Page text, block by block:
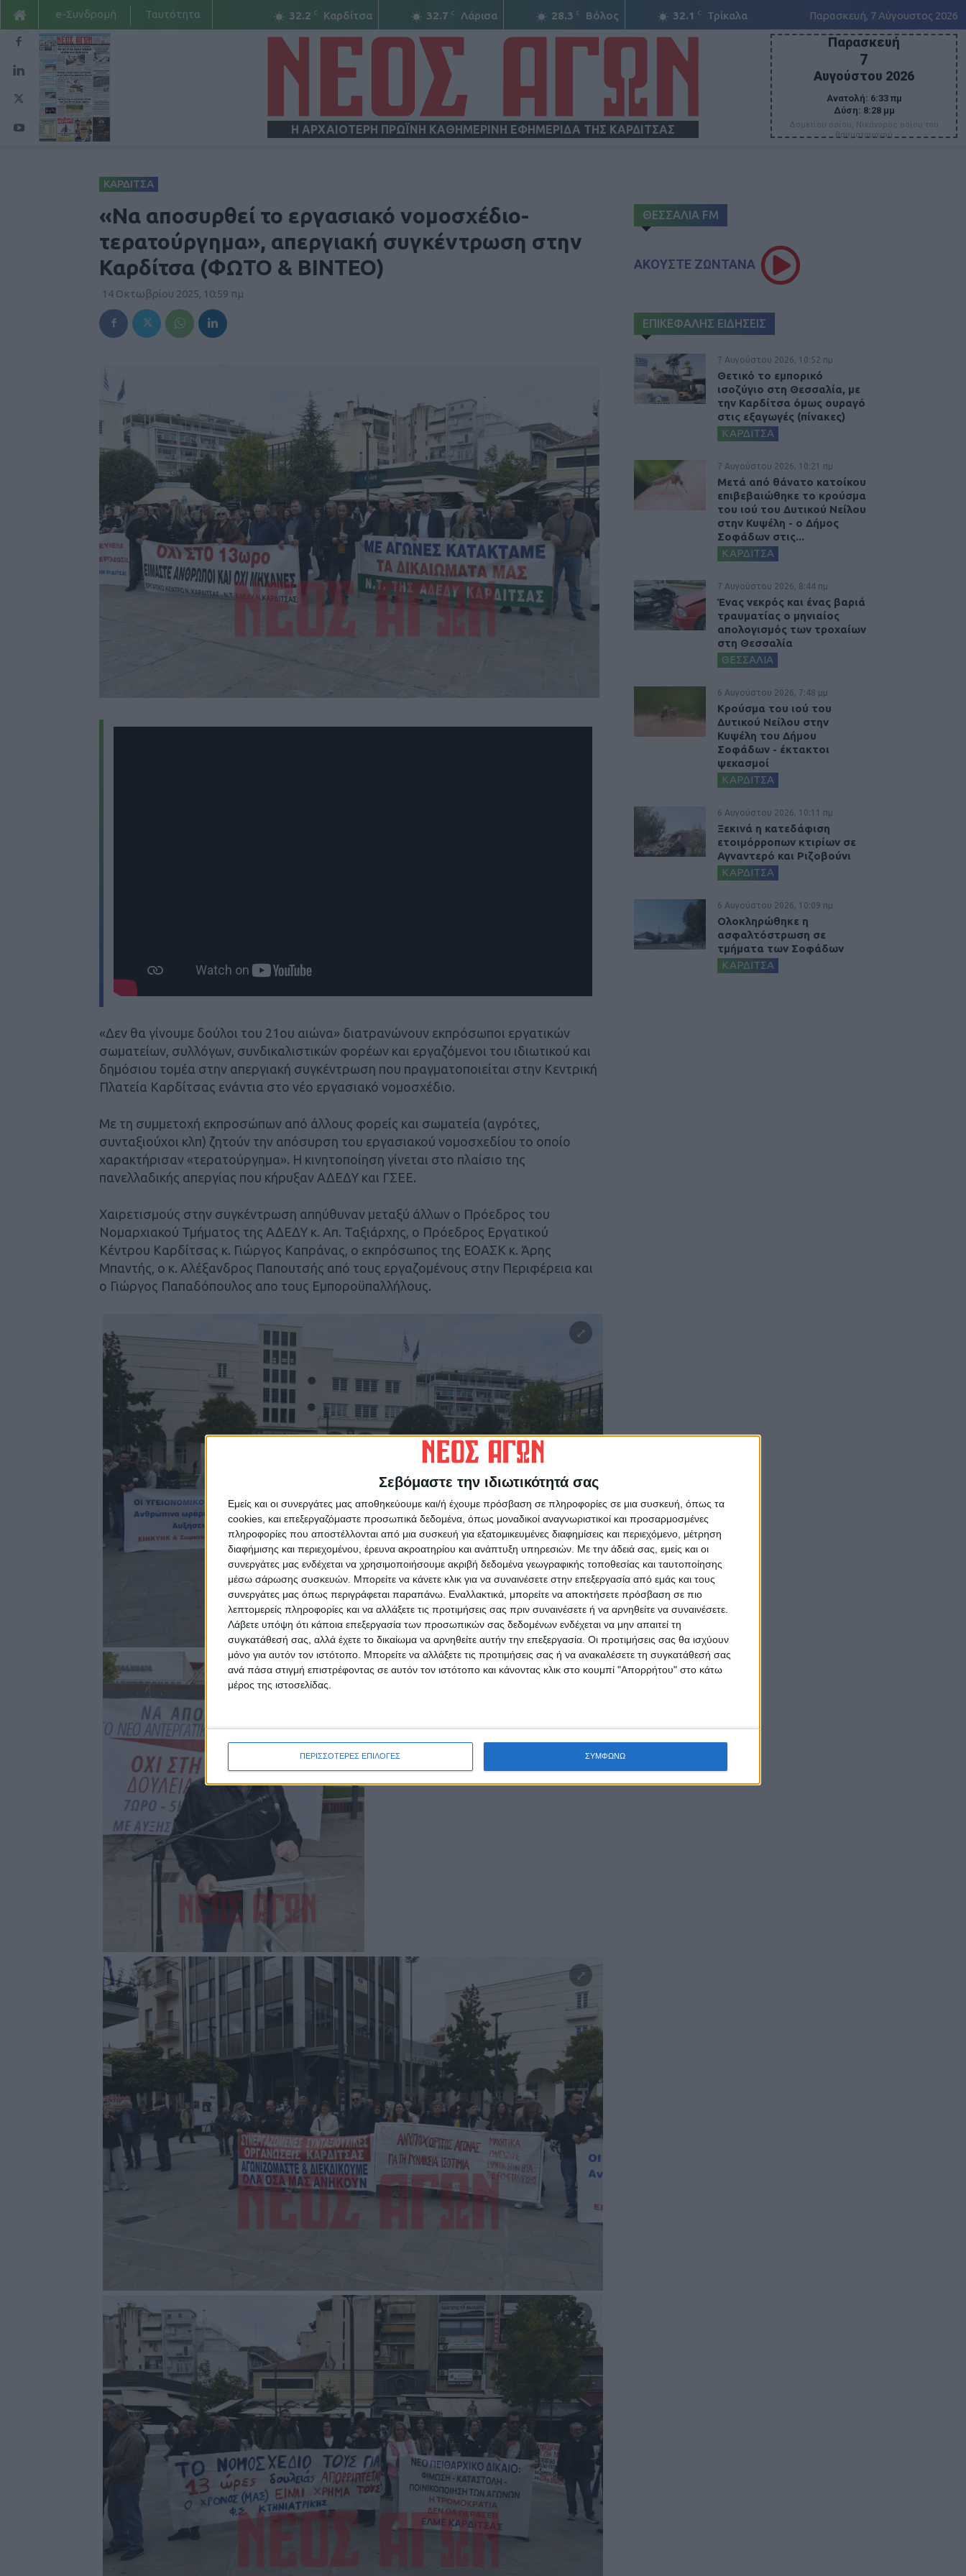
Σεβόμαστε την ιδιωτικότητά σας
Εμείς και οι συνεργάτες μας αποθηκεύουμε και/ή έχουμε πρόσβαση σε πληροφορίες σε μια συσκευή, όπως τα
cookies, και επεξεργαζόμαστε προσωπικά δεδομένα, όπως μοναδικοί αναγνωριστικοί και προσαρμοσμένες
πληροφορίες που αποστέλλονται από μια συσκευή για εξατομικευμένες διαφημίσεις και περιεχόμενο, μέτρηση
διαφήμισης και περιεχομένου, έρευνα ακροατηρίου και ανάπτυξη υπηρεσιών. Με την άδειά σας, εμείς και οι
συνεργάτες μας ενδέχεται να χρησιμοποιήσουμε ακριβή δεδομένα γεωγραφικής τοποθεσίας και ταυτοποίησης
μέσω σάρωσης συσκευών. Μπορείτε να κάνετε κλικ για να συναινέσετε στην επεξεργασία από εμάς και τους
συνεργάτες μας όπως περιγράφεται παραπάνω. Εναλλακτικά, μπορείτε να αποκτήσετε πρόσβαση σε πιο
λεπτομερείς πληροφορίες και να αλλάξετε τις προτιμήσεις σας πριν συναινέσετε ή να αρνηθείτε να συναινέσετε.
Λάβετε υπόψη ότι κάποια επεξεργασία των προσωπικών σας δεδομένων ενδέχεται να μην απαιτεί τη
συγκατάθεσή σας, αλλά έχετε το δικαίωμα να αρνηθείτε αυτήν την επεξεργασία. Οι προτιμήσεις σας θα ισχύουν
μόνο για αυτόν τον ιστότοπο. Μπορείτε να αλλάξετε τις προτιμήσεις σας ή να ανακαλέσετε τη συγκατάθεσή σας
ανά πάσα στιγμή επιστρέφοντας σε αυτόν τον ιστότοπο και κάνοντας κλικ στο κουμπί "Απορρήτου" στο κάτω
μέρος της ιστοσελίδας.
ΠΕΡΙΣΣΟΤΕΡΕΣ ΕΠΙΛΟΓΕΣ ΣΥΜΦΩΝΩ
32.2 C Καρδίτσα 32.7 C Λάρισα 28.3 C Βόλος 32.1 C Τρίκαλα Παρασκευή, 7 Αύγουστος 2026
e-Συνδρομή Ταυτότητα
Η ΑΡΧΑΙΟΤΕΡΗ ΠΡΩΪΝΗ ΚΑΘΗΜΕΡΙΝΗ ΕΦΗΜΕΡΙΔΑ ΤΗΣ ΚΑΡΔΙΤΣΑΣ
Παρασκευή
7
Αυγούστου 2026
Ανατολή: 6:33 πμ
Δύση: 8:28 μμ
Δομετίου οσίου, Νικάνορος οσίου του
θαυματουργού
ΚΑΡΔΙΤΣΑ
«Να αποσυρθεί το εργασιακό νομοσχέδιο-
τερατούργημα», απεργιακή συγκέντρωση στην
Καρδίτσα (ΦΩΤΟ & ΒΙΝΤΕΟ)
14 Οκτωβρίου 2025, 10:59 πμ
«Δεν θα γίνουμε δούλοι του 21ου αιώνα» διατρανώνουν εκπρόσωποι εργατικών
σωματείων, συλλόγων, συνδικαλιστικών φορέων και εργαζόμενοι του ιδιωτικού και
δημόσιου τομέα στην απεργιακή συγκέντρωση που πραγματοποιείται στην Κεντρική
Πλατεία Καρδίτσας ενάντια στο νέο εργασιακό νομοσχέδιο.
Με τη συμμετοχή εκπροσώπων από άλλους φορείς και σωματεία (αγρότες,
συνταξιούχοι κλπ) ζητούν την απόσυρση του εργασιακού νομοσχεδίου το οποίο
χαρακτήρισαν «τερατούργημα». Η κινητοποίηση γίνεται στο πλαίσιο της
πανελλαδικής απεργίας που κήρυξαν ΑΔΕΔΥ και ΓΣΕΕ.
Χαιρετισμούς στην συγκέντρωση απηύθυναν μεταξύ άλλων ο Πρόεδρος του
Νομαρχιακού Τμήματος της ΑΔΕΔΥ κ. Απ. Ταξιάρχης, ο Πρόεδρος Εργατικού
Κέντρου Καρδίτσας κ. Γιώργος Καπράνας, ο εκπρόσωπος της ΕΟΑΣΚ κ. Άρης
Μπαντής, ο κ. Αλέξανδρος Παπουτσής από τους εργαζομένους στην Περιφέρεια και
ο Γιώργος Παπαδόπουλος απο τους Εμποροϋπαλλήλους.
ΘΕΣΣΑΛΙΑ FM
ΑΚΟΥΣΤΕ ΖΩΝΤΑΝΑ
ΕΠΙΚΕΦΑΛΗΣ ΕΙΔΗΣΕΙΣ
7 Αυγούστου 2026, 10:52 πμ
Θετικό το εμπορικό
ισοζύγιο στη Θεσσαλία, με
την Καρδίτσα όμως ουραγό
στις εξαγωγές (πίνακες)
ΚΑΡΔΙΤΣΑ
7 Αυγούστου 2026, 10:21 πμ
Μετά από θάνατο κατοίκου
επιβεβαιώθηκε το κρούσμα
του ιού του Δυτικού Νείλου
στην Κυψέλη - ο Δήμος
Σοφάδων στις...
ΚΑΡΔΙΤΣΑ
7 Αυγούστου 2026, 8:44 πμ
Ένας νεκρός και ένας βαριά
τραυματίας ο μηνιαίος
απολογισμός των τροχαίων
στη Θεσσαλία
ΘΕΣΣΑΛΙΑ
6 Αυγούστου 2026, 7:48 μμ
Κρούσμα του ιού του
Δυτικού Νείλου στην
Κυψέλη του Δήμου
Σοφάδων - έκτακτοι
ψεκασμοί
ΚΑΡΔΙΤΣΑ
6 Αυγούστου 2026, 10:11 πμ
Ξεκινά η κατεδάφιση
ετοιμόρροπων κτιρίων σε
Αγναντερό και Ριζοβούνι
ΚΑΡΔΙΤΣΑ
6 Αυγούστου 2026, 10:09 πμ
Ολοκληρώθηκε η
ασφαλτόστρωση σε
τμήματα των Σοφάδων
ΚΑΡΔΙΤΣΑ